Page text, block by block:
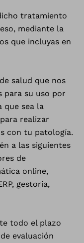
tratamiento
mediante la
que incluyas en
salud que nos
para su uso por
que sea la
realizar
con tu patología.
a las siguientes
de
online,
gestoría,
todo el plazo
evaluación